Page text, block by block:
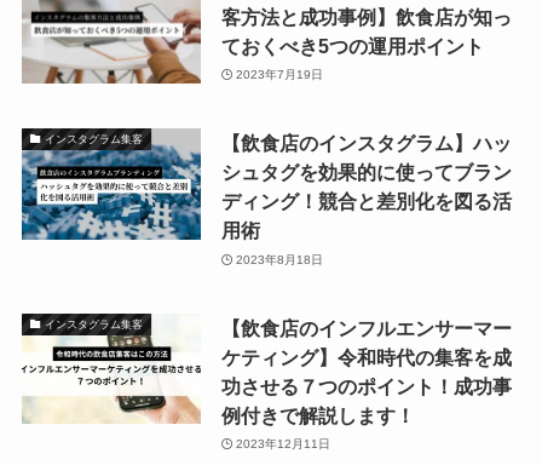
客方法と成功事例】飲食店が知っ
ておくべき5つの運用ポイント
2023年7月19日
インスタグラム集客
【飲食店のインスタグラム】ハッ
シュタグを効果的に使ってブラン
ディング！競合と差別化を図る活
用術
2023年8月18日
インスタグラム集客
【飲食店のインフルエンサーマー
ケティング】令和時代の集客を成
功させる７つのポイント！成功事
例付きで解説します！
2023年12月11日